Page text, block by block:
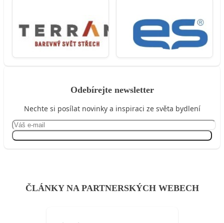
Odebírejte newsletter
Nechte si posílat novinky a inspiraci ze světa bydlení
ČLÁNKY NA PARTNERSKÝCH WEBECH